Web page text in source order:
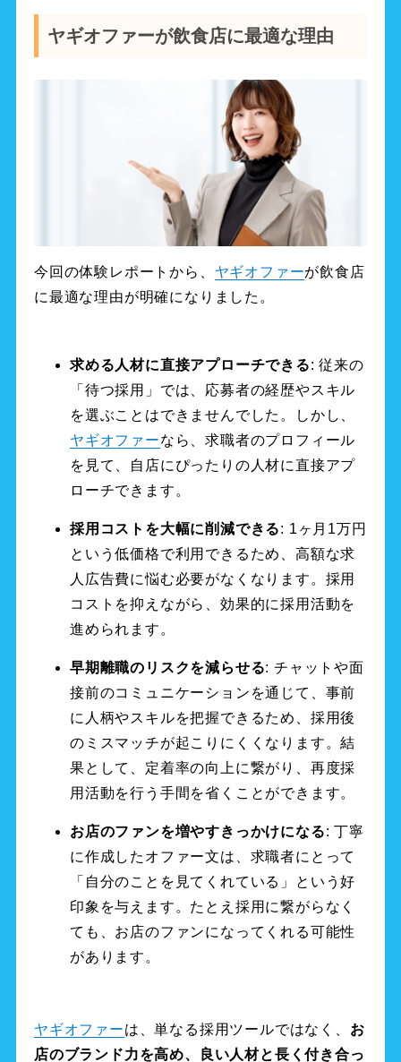
ヤギオファーが飲食店に最適な理由
今回の体験レポートから、 ヤギオファーが飲食店
に最適な理由が明確になりました。
求める人材に直接アプローチできる: 従来の
「待つ採用」では、応募者の経歴やスキル
を選ぶことはできませんでした。しかし、
ヤギオファーなら、求職者のプロフィール
を見て、自店にぴったりの人材に直接アプ
ローチできます。
採用コストを大幅に削減できる: 1ヶ月1万円
という低価格で利用できるため、高額な求
人広告費に悩む必要がなくなります。採用
コストを抑えながら、効果的に採用活動を
進められます。
早期離職のリスクを減らせる: チャットや面
接前のコミュニケーションを通じて、事前
に人柄やスキルを把握できるため、採用後
のミスマッチが起こりにくくなります。結
果として、定着率の向上に繋がり、再度採
用活動を行う手間を省くことができます。
お店のファンを増やすきっかけになる: 丁寧
に作成したオファー文は、求職者にとって
「自分のことを見てくれている」という好
印象を与えます。たとえ採用に繋がらなく
ても、お店のファンになってくれる可能性
があります。
ヤギオファーは、単なる採用ツールではなく、 お
店のブランド力を高め、良い人材と長く付き合っ